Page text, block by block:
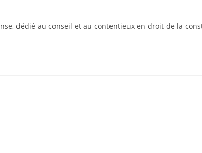
dédié au conseil et au contentieux en droit de la